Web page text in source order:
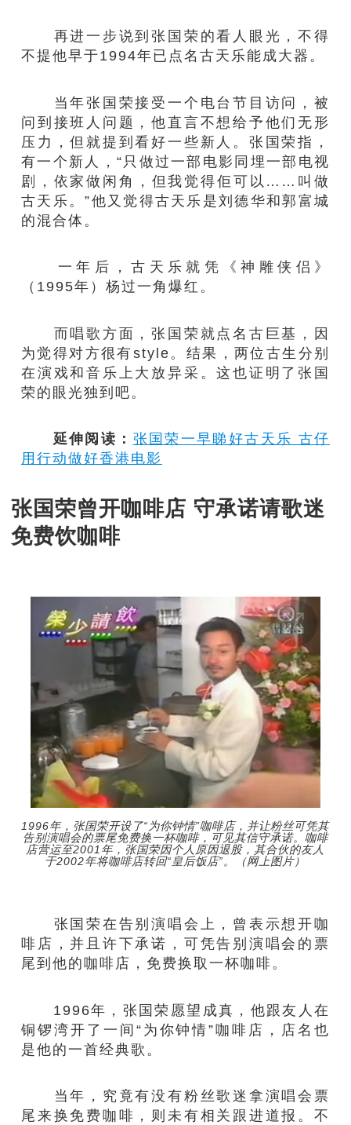
再进一步说到张国荣的看人眼光，不得
不提他早于1994年已点名古天乐能成大器。
当年张国荣接受一个电台节目访问，被
问到接班人问题，他直言不想给予他们无形
压力，但就提到看好一些新人。张国荣指，
有一个新人，“只做过一部电影同埋一部电视
剧，依家做闲角，但我觉得佢可以……叫做
古天乐。”他又觉得古天乐是刘德华和郭富城
的混合体。
一年后，古天乐就凭《神雕侠侣》
（1995年）杨过一角爆红。
而唱歌方面，张国荣就点名古巨基，因
为觉得对方很有style。结果，两位古生分别
在演戏和音乐上大放异采。这也证明了张国
荣的眼光独到吧。
延伸阅读： 张国荣一早睇好古天乐 古仔
用行动做好香港电影
张国荣曾开咖啡店 守承诺请歌迷
免费饮咖啡
1996年，张国荣开设了“为你钟情”咖啡店，并让粉丝可凭其
告别演唱会的票尾免费换一杯咖啡，可见其信守承诺。咖啡
店营运至2001年，张国荣因个人原因退股，其合伙的友人
于2002年将咖啡店转回“皇后饭店”。（网上图片）
张国荣在告别演唱会上，曾表示想开咖
啡店，并且许下承诺，可凭告别演唱会的票
尾到他的咖啡店，免费换取一杯咖啡。
1996年，张国荣愿望成真，他跟友人在
铜锣湾开了一间“为你钟情”咖啡店，店名也
是他的一首经典歌。
当年，究竟有没有粉丝歌迷拿演唱会票
尾来换免费咖啡，则未有相关跟进道报。不